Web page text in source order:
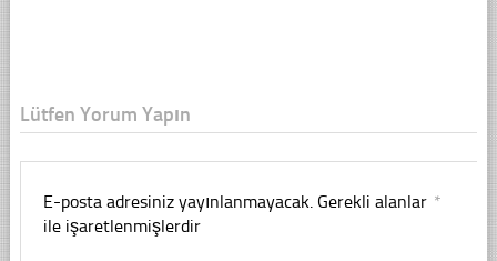
Lütfen Yorum Yapın
E-posta adresiniz yayınlanmayacak. Gerekli alanlar *
ile işaretlenmişlerdir